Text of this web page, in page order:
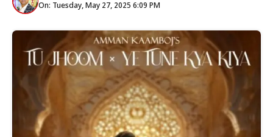
On: Tuesday, May 27, 2025 6:09 PM